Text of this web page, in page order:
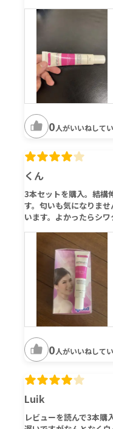
0人がいいねして
くん
3本セットを購入。結構
す。匂いも気になりま
います。よかったらシワ
0人がいいねして
Luik
レビューを読んで3本購